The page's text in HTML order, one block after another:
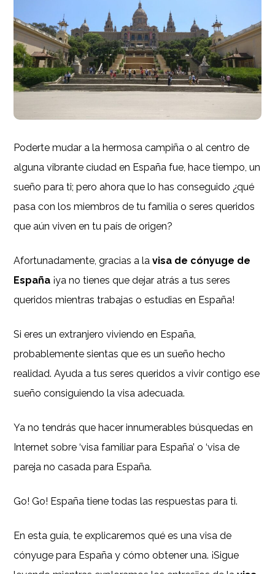
Poderte mudar a la hermosa campiña o al centro de
alguna vibrante ciudad en España fue, hace tiempo, un
sueño para ti; pero ahora que lo has conseguido ¿qué
pasa con los miembros de tu familia o seres queridos
que aún viven en tu país de origen?
Afortunadamente, gracias a lavisa de cónyuge de
España ¡ya no tienes que dejar atrás a tus seres
queridos mientras trabajas o estudias en España!
Si eres un extranjero viviendo en España,
probablemente sientas que es un sueño hecho
realidad. Ayuda a tus seres queridos a vivir contigo ese
sueño consiguiendo la visa adecuada.
Ya no tendrás que hacer innumerables búsquedas en
Internet sobre ‘visa familiar para España’ o ‘visa de
pareja no casada para España.
Go! Go! España tiene todas las respuestas para ti.
En esta guía, te explicaremos qué es una visa de
cónyuge para España y cómo obtener una. ¡Sigue